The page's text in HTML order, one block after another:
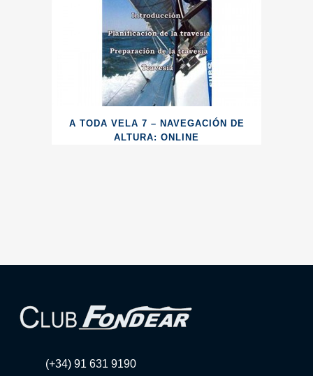
A TODA VELA 7 – NAVEGACIÓN DE
ALTURA: ONLINE
(+34) 91 631 9190